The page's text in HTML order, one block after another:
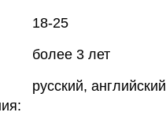
18-25
более 3 лет
русский, английский